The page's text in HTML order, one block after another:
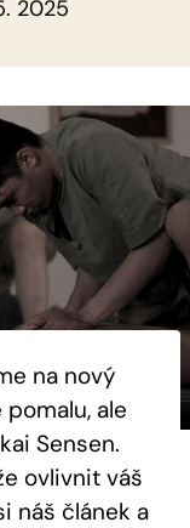
2025
na ⁣nový
ale
Sensen.
ovlivnit ‍váš
náš článek a